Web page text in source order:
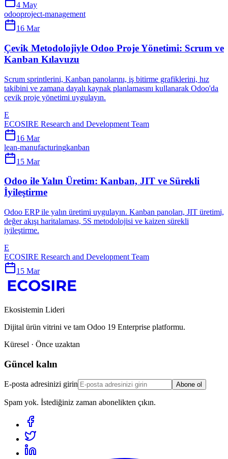
4 May
odooproject-management
16 Mar
Çevik Metodolojiyle Odoo Proje Yönetimi: Scrum ve
Kanban Kılavuzu
Scrum sprintlerini, Kanban panolarını, iş bitirme grafiklerini, hız
takibini ve zamana dayalı kaynak planlamasını kullanarak Odoo'da
çevik proje yönetimi uygulayın.
E
ECOSIRE Research and Development Team
16 Mar
lean-manufacturingkanban
15 Mar
Odoo ile Yalın Üretim: Kanban, JIT ve Sürekli
İyileştirme
Odoo ERP ile yalın üretimi uygulayın. Kanban panoları, JIT üretimi,
değer akışı haritalaması, 5S metodolojisi ve kaizen sürekli
iyileştirme.
E
ECOSIRE Research and Development Team
15 Mar
Ekosistemin Lideri
Dijital ürün vitrini ve tam Odoo 19 Enterprise platformu.
Küresel · Önce uzaktan
Güncel kalın
E-posta adresinizi girin Abone ol
Spam yok. İstediğiniz zaman abonelikten çıkın.